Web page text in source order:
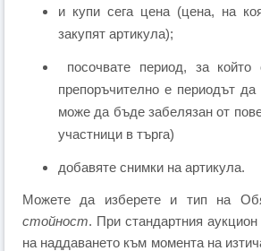
и купи сега цена (цена, на
закупят артикула);
посочвате период, за
препоръчително е периодът
може да бъде забелязан от
участници в търга)
добавяте снимки на артикула.
Можете да изберете и тип на
стойност. При стандартния
на наддаването към момента на